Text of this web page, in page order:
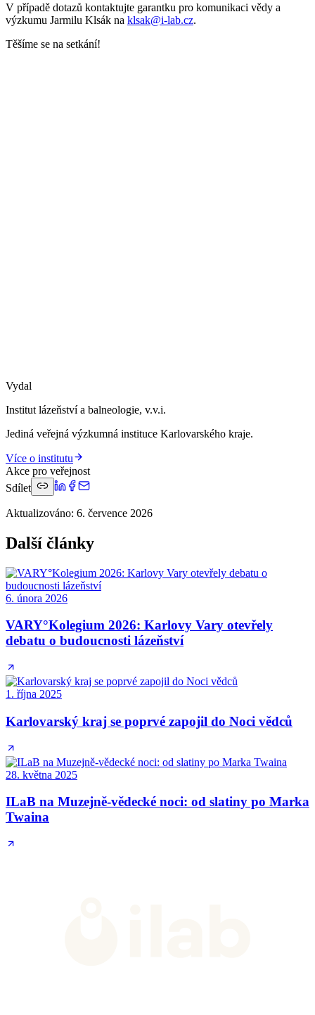
V případě dotazů kontaktujte garantku pro komunikaci vědy a
výzkumu Jarmilu Klsák na klsak@i-lab.cz.
Těšíme se na setkání!
Vydal
Institut lázeňství a balneologie, v.v.i.
Jediná veřejná výzkumná instituce Karlovarského kraje.
Více o institutu
Akce pro veřejnost
Sdílet
Aktualizováno: 6. července 2026
Další články
6. února 2026
VARY°Kolegium 2026: Karlovy Vary otevřely
debatu o budoucnosti lázeňství
1. října 2025
Karlovarský kraj se poprvé zapojil do Noci vědců
28. května 2025
ILaB na Muzejně-vědecké noci: od slatiny po Marka
Twaina